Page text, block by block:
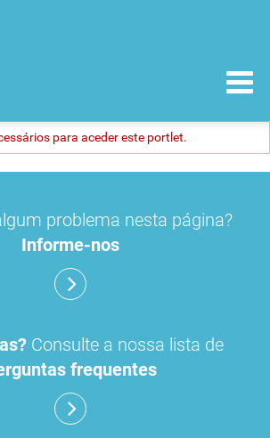
para aceder este portlet.
problema nesta página?
Informe-nos
Consulte a nossa lista de
frequentes